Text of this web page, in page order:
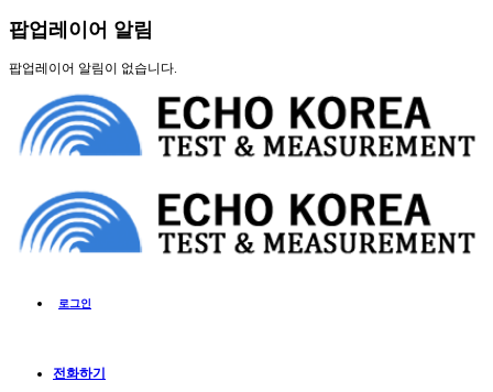
팝업레이어 알림
팝업레이어 알림이 없습니다.
로그인
전화하기